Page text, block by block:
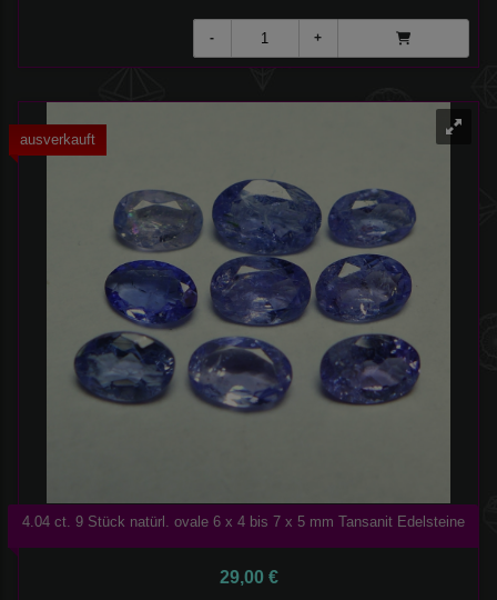
ausverkauft
4.04 ct. 9 Stück natürl. ovale 6 x 4 bis 7 x 5 mm Tansanit Edelsteine
29,00 €